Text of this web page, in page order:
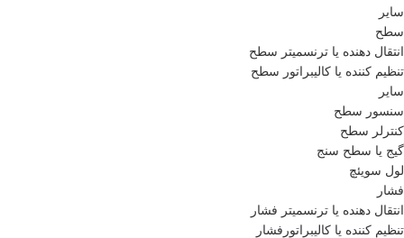
سایر
سطح
انتقال دهنده یا ترنسمیتر سطح
تنظیم کننده یا کالیبراتور سطح
سایر
سنسور سطح
کنترلر سطح
گیج یا سطح سنج
لول سویئچ
فشار
انتقال دهنده یا ترنسمیتر فشار
تنظیم کننده یا کالیبراتورفشار